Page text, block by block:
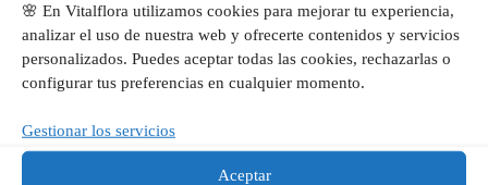
🌸 En Vitalflora utilizamos cookies para mejorar tu experiencia,
analizar el uso de nuestra web y ofrecerte contenidos y servicios
personalizados. Puedes aceptar todas las cookies, rechazarlas o
configurar tus preferencias en cualquier momento.
Gestionar los servicios
Aceptar
Descripción